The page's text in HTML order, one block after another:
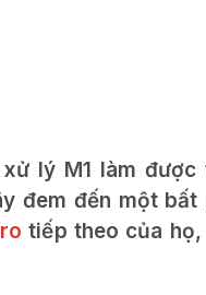
lý M1 làm được
đem đến một
tiếp theo của